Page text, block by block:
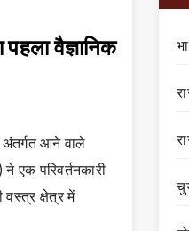
वैज्ञानिक
आने वाले
एक परिवर्तनकारी
वस्त्र क्षेत्र में